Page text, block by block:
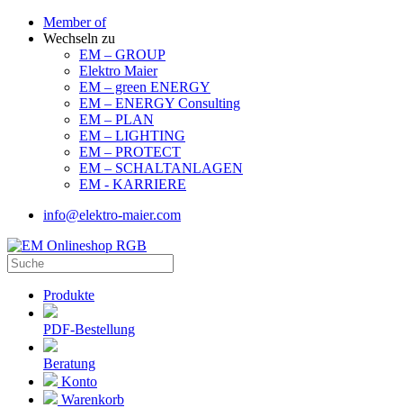
Member of
Wechseln zu
EM – GROUP
Elektro Maier
EM – green ENERGY
EM – ENERGY Consulting
EM – PLAN
EM – LIGHTING
EM – PROTECT
EM – SCHALTANLAGEN
EM - KARRIERE
info@elektro-maier.com
Produkte
PDF-Bestellung
Beratung
Konto
Warenkorb